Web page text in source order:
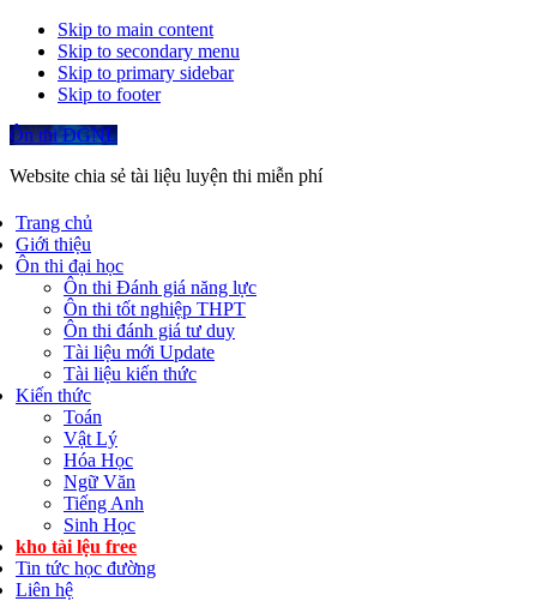
Skip to main content
Skip to secondary menu
Skip to primary sidebar
Skip to footer
Ôn thi ĐGNL
Website chia sẻ tài liệu luyện thi miễn phí
Trang chủ
Giới thiệu
Ôn thi đại học
Ôn thi Đánh giá năng lực
Ôn thi tốt nghiệp THPT
Ôn thi đánh giá tư duy
Tài liệu mới Update
Tài liệu kiến thức
Kiến thức
Toán
Vật Lý
Hóa Học
Ngữ Văn
Tiếng Anh
Sinh Học
kho tài lệu free
Tin tức học đường
Liên hệ